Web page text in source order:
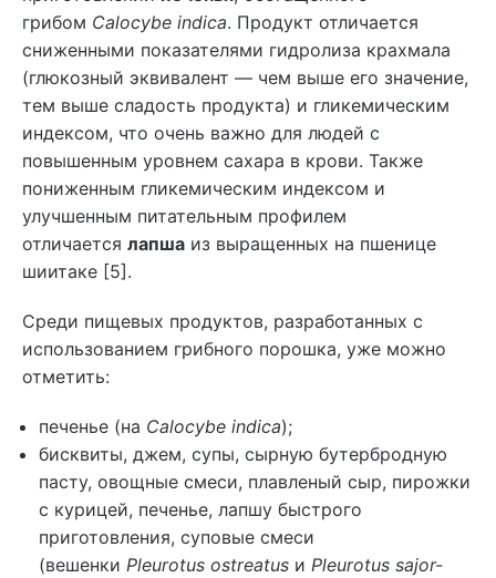
грибом Calocybe indica. Продукт отличается
сниженными показателями гидролиза крахмала
(глюкозный эквивалент — чем выше его значение,
тем выше сладость продукта) и гликемическим
индексом, что очень важно для людей с
повышенным уровнем сахара в крови. Также
пониженным гликемическим индексом и
улучшенным питательным профилем
отличается лапша из выращенных на пшенице
шиитаке [5].
Среди пищевых продуктов, разработанных с
использованием грибного порошка, уже можно
отметить:
печенье (на Calocybe indica);
бисквиты, джем, супы, сырную бутербродную
пасту, овощные смеси, плавленый сыр, пирожки
с курицей, печенье, лапшу быстрого
приготовления, суповые смеси
(вешенки Pleurotus ostreatus и Pleurotus sajor-